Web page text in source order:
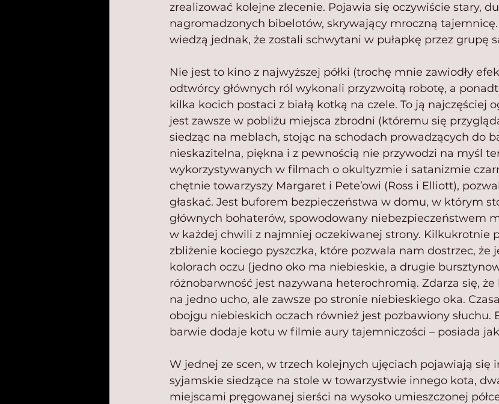
zrealizować kolejne zlecenie. Pojawia się oczywiście stary,
nagromadzonych bibelotów, skrywający mroczną tajemnicę.
wiedzą jednak, że zostali schwytani w pułapkę przez grupę
Nie jest to kino z najwyższej półki (trochę mnie zawiodły
odtwórcy głównych ról wykonali przyzwoitą robotę, a
kilka kocich postaci z białą kotką na czele. To ją najczęściej
jest zawsze w pobliżu miejsca zbrodni (któremu się
siedząc na meblach, stojąc na schodach prowadzących do
nieskazitelna, piękna i z pewnością nie przywodzi na myśl
wykorzystywanych w filmach o okultyzmie i satanizmie
chętnie towarzyszy Margaret i Pete’owi (Ross i Elliott),
głaskać. Jest buforem bezpieczeństwa w domu, w którym
głównych bohaterów, spowodowany niebezpieczeństwem
w każdej chwili z najmniej oczekiwanej strony. Kilkukrotnie
zbliżenie kociego pyszczka, które pozwala nam dostrzec, że
kolorach oczu (jedno oko ma niebieskie, a drugie
różnobarwność jest nazywana heterochromią. Zdarza się, że
na jedno ucho, ale zawsze po stronie niebieskiego oka.
obojgu niebieskich oczach również jest pozbawiony słuchu.
barwie dodaje kotu w filmie aury tajemniczości – posiada
W jednej ze scen, w trzech kolejnych ujęciach pojawiają się
syjamskie siedzące na stole w towarzystwie innego kota,
miejscami pręgowanej sierści na wysoko umieszczonej